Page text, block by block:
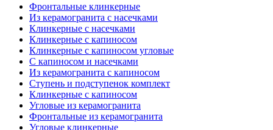
Фронтальные клинкерные
Из керамогранита с насечками
Клинкерные с насечками
Клинкерные с капиносом
Клинкерные с капиносом угловые
С капиносом и насечками
Из керамогранита с капиносом
Ступень и подступенок комплект
Клинкерные с капиносом
Угловые из керамогранита
Фронтальные из керамогранита
Угловые клинкерные